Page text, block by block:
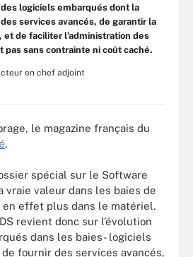
logiciels embarqués dont la
services avancés, de garantir la
de faciliter l’administration des
pas sans contrainte ni coût caché.
en chef adjoint
le magazine français du
.
spécial sur le Software
vraie valeur dans les baies de
en effet plus dans le matériel.
revient donc sur l’évolution
dans les baies- logiciels
fournir des services avancés,